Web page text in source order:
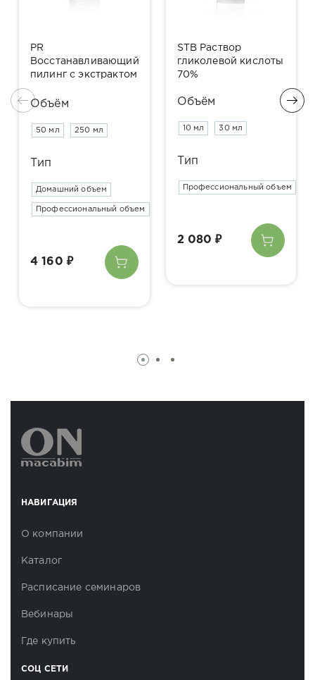
PR
Восстанавливающий
пилинг с экстрактом
Объём
50 мл 250 мл
Тип
Домашний объем
Профессиональный объем
4 160 ₽
STB Раствор
гликолевой кислоты
70%
Объём
10 мл 30 мл
Тип
Профессиональный объем
2 080 ₽
НАВИГАЦИЯ
О компании
Каталог
Расписание семинаров
Вебинары
Где купить
СОЦ СЕТИ